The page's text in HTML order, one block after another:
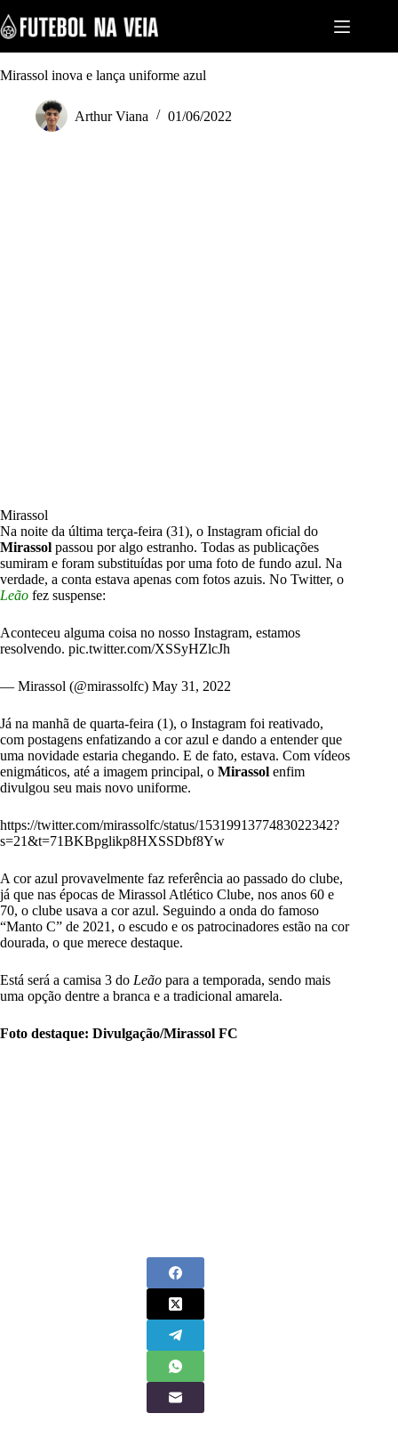
k
i
p
tMirassol inova e lança uniforme azul
Arthur Viana 01/06/2022
Mirassol
Na noite da última terça-feira (31), o Instagram oficial do
Mirassol passou por algo estranho. Todas as publicações
sumiram e foram substituídas por uma foto de fundo azul. Na
verdade, a conta estava apenas com fotos azuis. No Twitter, o
Leão fez suspense:
Aconteceu alguma coisa no nosso Instagram, estamos
resolvendo. pic.twitter.com/XSSyHZlcJh
— Mirassol (@mirassolfc) May 31, 2022
Já na manhã de quarta-feira (1), o Instagram foi reativado,
com postagens enfatizando a cor azul e dando a entender que
uma novidade estaria chegando. E de fato, estava. Com vídeos
enigmáticos, até a imagem principal, o Mirassol enfim
divulgou seu mais novo uniforme.
https://twitter.com/mirassolfc/status/1531991377483022342?
s=21&t=71BKBpglikp8HXSSDbf8Yw
A cor azul provavelmente faz referência ao passado do clube,
já que nas épocas de Mirassol Atlético Clube, nos anos 60 e
70, o clube usava a cor azul. Seguindo a onda do famoso
“Manto C” de 2021, o escudo e os patrocinadores estão na cor
dourada, o que merece destaque.
Está será a camisa 3 do Leão para a temporada, sendo mais
uma opção dentre a branca e a tradicional amarela.
Foto destaque: Divulgação/Mirassol FC